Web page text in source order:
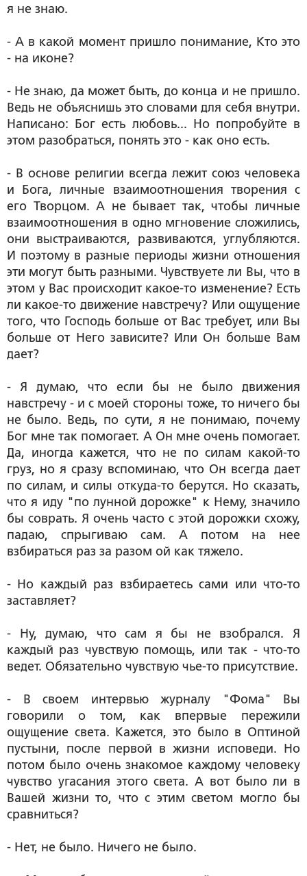
я не знаю.
- А в какой момент пришло понимание, Кто это
- на иконе?
- Не знаю, да может быть, до конца и не пришло.
Ведь не объяснишь это словами для себя внутри.
Написано: Бог есть любовь... Но попробуйте в
этом разобраться, понять это - как оно есть.
- В основе религии всегда лежит союз человека
и Бога, личные взаимоотношения творения с
его Творцом. А не бывает так, чтобы личные
взаимоотношения в одно мгновение сложились,
они выстраиваются, развиваются, углубляются.
И поэтому в разные периоды жизни отношения
эти могут быть разными. Чувствуете ли Вы, что в
этом у Вас происходит какое-то изменение? Есть
ли какое-то движение навстречу? Или ощущение
того, что Господь больше от Вас требует, или Вы
больше от Него зависите? Или Он больше Вам
дает?
- Я думаю, что если бы не было движения
навстречу - и с моей стороны тоже, то ничего бы
не было. Ведь, по сути, я не понимаю, почему
Бог мне так помогает. А Он мне очень помогает.
Да, иногда кажется, что не по силам какой-то
груз, но я сразу вспоминаю, что Он всегда дает
по силам, и силы откуда-то берутся. Но сказать,
что я иду "по лунной дорожке" к Нему, значило
бы соврать. Я очень часто с этой дорожки схожу,
падаю, спрыгиваю сам. А потом на нее
взбираться раз за разом ой как тяжело.
- Но каждый раз взбираетесь сами или что-то
заставляет?
- Ну, думаю, что сам я бы не взобрался. Я
каждый раз чувствую помощь, или так - что-то
ведет. Обязательно чувствую чье-то присутствие.
- В своем интервью журналу "Фома" Вы
говорили о том, как впервые пережили
ощущение света. Кажется, это было в Оптиной
пустыни, после первой в жизни исповеди. Но
потом было очень знакомое каждому человеку
чувство угасания этого света. А вот было ли в
Вашей жизни то, что с этим светом могло бы
сравниться?
- Нет, не было. Ничего не было.